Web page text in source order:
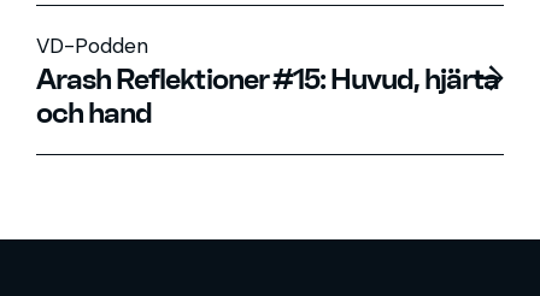
VD-Podden
Arash Reflektioner #15: Huvud, hjärta
och hand